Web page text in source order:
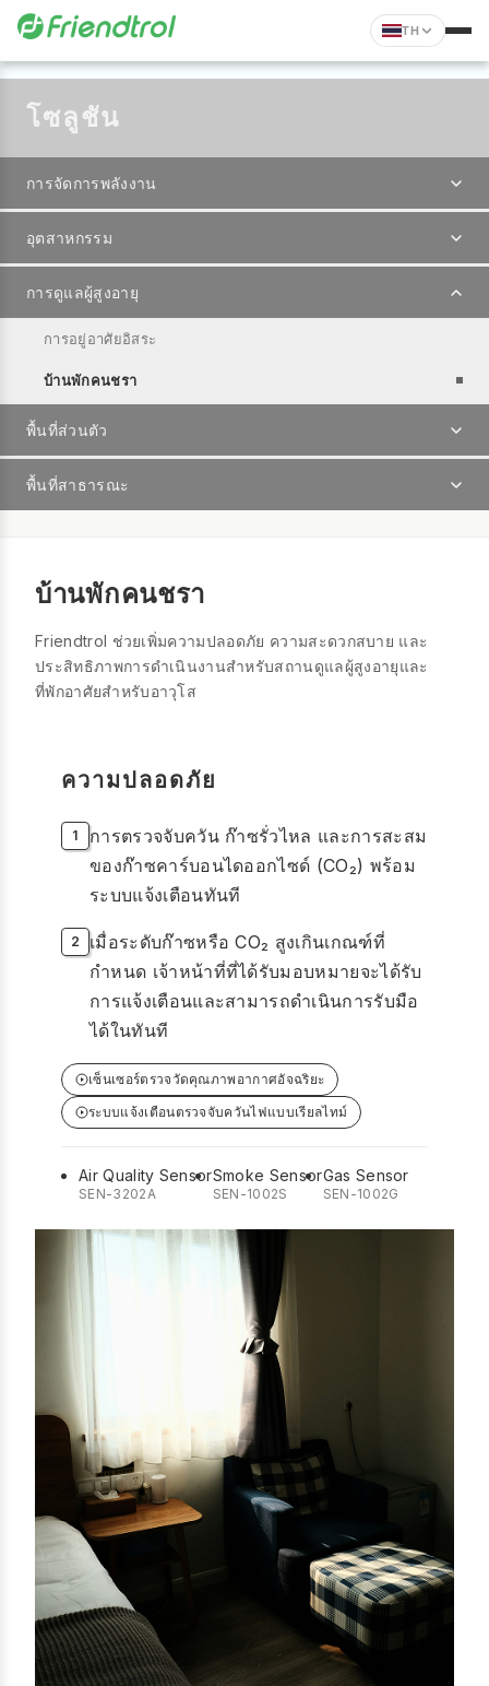
TH
โซลูชัน
การจัดการพลังงาน
อุตสาหกรรม
การดูแลผู้สูงอายุ
การอยู่อาศัยอิสระ
บ้านพักคนชรา
พื้นที่ส่วนตัว
พื้นที่สาธารณะ
บ้านพักคนชรา
Friendtrol ช่วยเพิ่มความปลอดภัย ความสะดวกสบาย และ
ประสิทธิภาพการดำเนินงานสำหรับสถานดูแลผู้สูงอายุและ
ที่พักอาศัยสำหรับอาวุโส
ความปลอดภัย
การตรวจจับควัน ก๊าซรั่วไหล และการสะสม
ของก๊าซคาร์บอนไดออกไซด์ (CO₂) พร้อม
ระบบแจ้งเตือนทันที
เมื่อระดับก๊าซหรือ CO₂ สูงเกินเกณฑ์ที่
กำหนด เจ้าหน้าที่ที่ได้รับมอบหมายจะได้รับ
การแจ้งเตือนและสามารถดำเนินการรับมือ
ได้ในทันที
เซ็นเซอร์ตรวจวัดคุณภาพอากาศอัจฉริยะ
ระบบแจ้งเตือนตรวจจับควันไฟแบบเรียลไทม์
Air Quality Sensor
SEN-3202A
Smoke Sensor
SEN-1002S
Gas Sensor
SEN-1002G